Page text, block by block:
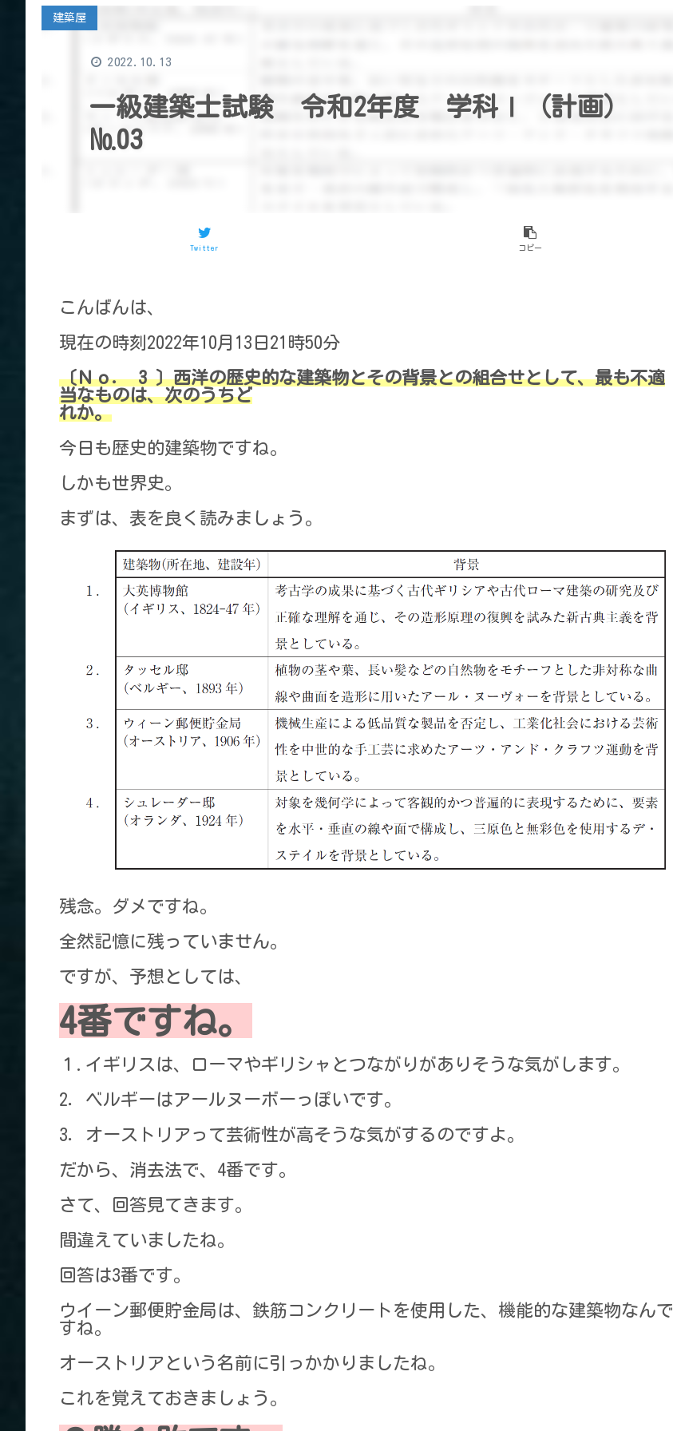
一級建築士試験 令和2年度 学科Ⅰ（計画）
№03
建築屋
Twitter コピー
2022.10.13
こんばんは、
現在の時刻2022年10月13日21時50分
〔Ｎｏ． 3 〕西洋の歴史的な建築物とその背景との組合せとして、最も不適
当なものは、次のうちど
れか。
今日も歴史的建築物ですね。
しかも世界史。
まずは、表を良く読みましょう。
残念。ダメですね。
全然記憶に残っていません。
ですが、予想としては、
4番ですね。
１.イギリスは、ローマやギリシャとつながりがありそうな気がします。
2．ベルギーはアールヌーボーっぽいです。
3．オーストリアって芸術性が高そうな気がするのですよ。
だから、消去法で、4番です。
さて、回答見てきます。
間違えていましたね。
回答は3番です。
ウイーン郵便貯金局は、鉄筋コンクリートを使用した、機能的な建築物なんで
すね。
オーストリアという名前に引っかかりましたね。
これを覚えておきましょう。